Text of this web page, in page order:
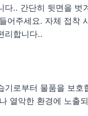
.. 간단히 뒷면을 벗
어주세요. 자체 접착
리합니다..
기로부터 물품을 보호
열악한 환경에 노출